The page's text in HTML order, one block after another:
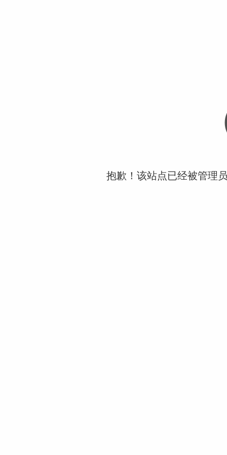
抱歉！该站点已经被管理